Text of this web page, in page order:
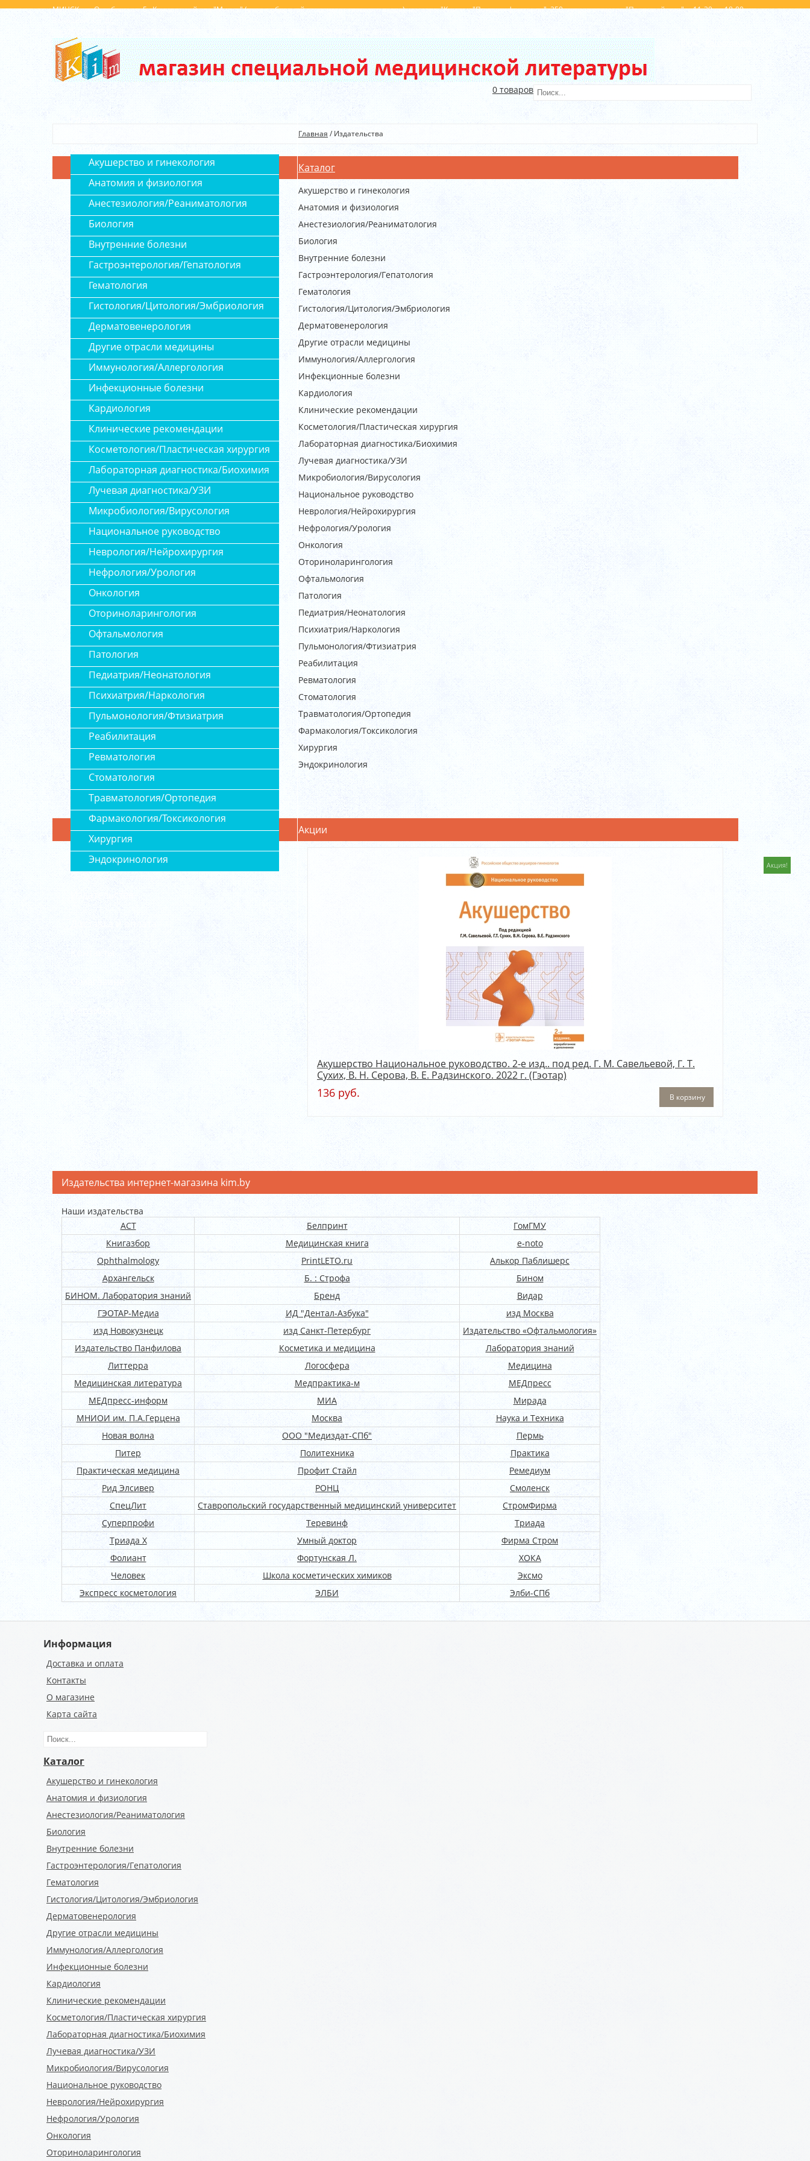
МИНСК, ул. Октябрьская, 5 , Концертный зал "Минск" (вход с обратной стороны от главного входа), магазин "Книги у "Поющих фонтанов". 250 метров от метро "Первомайская". с 11-30 до 18-00
Выходной: Сб, Вс
+375 (29) 143 0008
+375(29) 879 0004 +375(29) 540 40 45
0 товаров
Акушерство и гинекология
Анатомия и физиология
Анестезиология/Реаниматология
Биология
Внутренние болезни
Гастроэнтерология/Гепатология
Гематология
Гистология/Цитология/Эмбриология
Дерматовенерология
Другие отрасли медицины
Иммунология/Аллергология
Инфекционные болезни
Кардиология
Клинические рекомендации
Косметология/Пластическая хирургия
Лабораторная диагностика/Биохимия
Лучевая диагностика/УЗИ
Микробиология/Вирусология
Национальное руководство
Неврология/Нейрохирургия
Нефрология/Урология
Онкология
Оториноларингология
Офтальмология
Патология
Педиатрия/Неонатология
Психиатрия/Наркология
Пульмонология/Фтизиатрия
Реабилитация
Ревматология
Стоматология
Травматология/Ортопедия
Фармакология/Токсикология
Хирургия
Эндокринология
Издательства
Доставка и оплата
Контакты
О магазине
Корзина
Главная /Издательства
Каталог
Акушерство и гинекология
Анатомия и физиология
Анестезиология/Реаниматология
Биология
Внутренние болезни
Гастроэнтерология/Гепатология
Гематология
Гистология/Цитология/Эмбриология
Дерматовенерология
Другие отрасли медицины
Иммунология/Аллергология
Инфекционные болезни
Кардиология
Клинические рекомендации
Косметология/Пластическая хирургия
Лабораторная диагностика/Биохимия
Лучевая диагностика/УЗИ
Микробиология/Вирусология
Национальное руководство
Неврология/Нейрохирургия
Нефрология/Урология
Онкология
Оториноларингология
Офтальмология
Патология
Педиатрия/Неонатология
Психиатрия/Наркология
Пульмонология/Фтизиатрия
Реабилитация
Ревматология
Стоматология
Травматология/Ортопедия
Фармакология/Токсикология
Хирургия
Эндокринология
Акции
Акция!
Акушерство Национальное руководство. 2-е изд.. под ред. Г. М. Савельевой, Г. Т.
Сухих, В. Н. Серова, В. Е. Радзинского. 2022 г. (Гэотар)
136 руб. В корзину
Издательства интернет-магазина kim.by
Наши издательства
АСТ
Белпринт
ГомГМУ
Книгазбор
Медицинская книга
e-noto
Ophthalmology
PrintLETO.ru
Алькор Паблишерс
Архангельск
Б. : Строфа
Бином
БИНОМ. Лаборатория знаний
Бренд
Видар
ГЭОТАР-Медиа
ИД "Дентал-Азбука"
изд Москва
изд Новокузнецк
изд Санкт-Петербург
Издательство «Офтальмология»
Издательство Панфилова
Косметика и медицина
Лаборатория знаний
Литтерра
Логосфера
Медицина
Медицинская литература
Медпрактика-м
МЕДпресс
МЕДпресс-информ
МИА
Мирада
МНИОИ им. П.А.Герцена
Москва
Наука и Техника
Новая волна
ООО "Медиздат-СПб"
Пермь
Питер
Политехника
Практика
Практическая медицина
Профит Стайл
Ремедиум
Рид Элсивер
РОНЦ
Смоленск
СпецЛит
Ставропольский государственный медицинский университет
СтромФирма
Суперпрофи
Теревинф
Триада
Триада Х
Умный доктор
Фирма Стром
Фолиант
Фортунская Л.
ХОКА
Человек
Школа косметических химиков
Эксмо
Экспресс косметология
ЭЛБИ Элби-СПб
Информация
Доставка и оплата
Контакты
О магазине
Карта сайта
Каталог
Акушерство и гинекология
Анатомия и физиология
Анестезиология/Реаниматология
Биология
Внутренние болезни
Гастроэнтерология/Гепатология
Гематология
Гистология/Цитология/Эмбриология
Дерматовенерология
Другие отрасли медицины
Иммунология/Аллергология
Инфекционные болезни
Кардиология
Клинические рекомендации
Косметология/Пластическая хирургия
Лабораторная диагностика/Биохимия
Лучевая диагностика/УЗИ
Микробиология/Вирусология
Национальное руководство
Неврология/Нейрохирургия
Нефрология/Урология
Онкология
Оториноларингология